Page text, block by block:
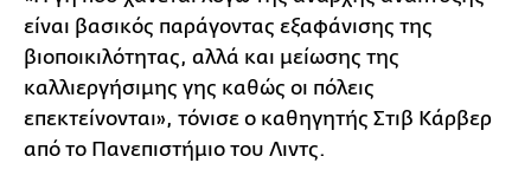
είναι βασικός παράγοντας εξαφάνισης της
βιοποικιλότητας, αλλά και μείωσης της
καλλιεργήσιμης γης καθώς οι πόλεις
επεκτείνονται», τόνισε ο καθηγητής Στιβ Κάρβερ
από το Πανεπιστήμιο του Λιντς.